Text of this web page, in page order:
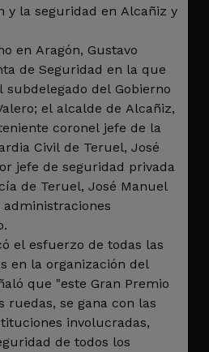
y la seguridad en Alcañiz y
en Aragón, Gustavo
de Seguridad en la que
del Gobierno
el alcalde de Alcañiz,
coronel jefe de la
Civil de Teruel, José
jefe de seguridad privada
de Teruel, José Manuel
el esfuerzo de todas las
en la organización del
que "este Gran Premio
ruedas, se gana con las
involucradas,
de todos los